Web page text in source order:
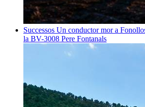
Successos Un conductor mor a
la BV-3008 Pere Fontanals